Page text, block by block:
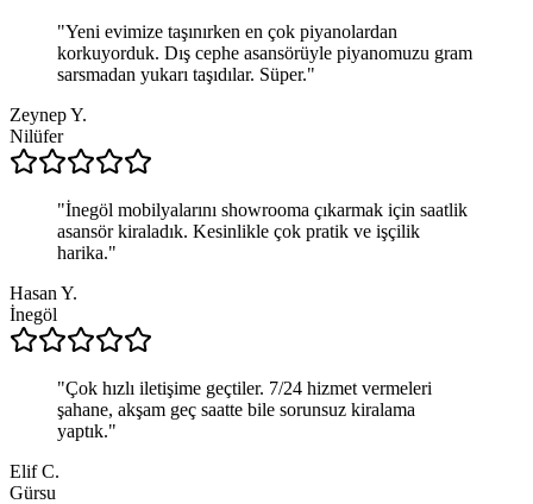
"Yeni evimize taşınırken en çok piyanolardan
korkuyorduk. Dış cephe asansörüyle piyanomuzu gram
sarsmadan yukarı taşıdılar. Süper."
Zeynep Y.
Nilüfer
"İnegöl mobilyalarını showrooma çıkarmak için saatlik
asansör kiraladık. Kesinlikle çok pratik ve işçilik
harika."
Hasan Y.
İnegöl
"Çok hızlı iletişime geçtiler. 7/24 hizmet vermeleri
şahane, akşam geç saatte bile sorunsuz kiralama
yaptık."
Elif C.
Gürsu